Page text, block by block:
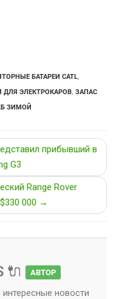
БАТАРЕИ CATL,
ДЛЯ ЭЛЕКТРОКАРОВ, ЗАПАС
ЗИМОЙ
прибывший в
G3
Range Rover
000 →
🔌 АВТОР
новости